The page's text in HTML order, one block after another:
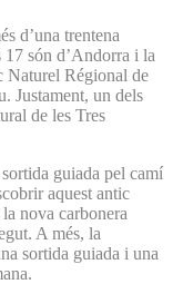
d’una trentena
17 són d’Andorra i la
Naturel Régional de
Justament, un dels
de les Tres
guiada pel camí
aquest antic
nova carbonera
A més, la
sortida guiada i una